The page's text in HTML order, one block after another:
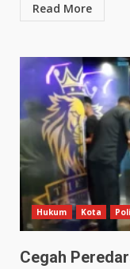
Read More
Hukum Kota
Cegah